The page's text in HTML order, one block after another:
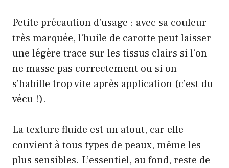
Petite précaution d’usage : avec sa couleur
très marquée, l’huile de carotte peut laisser
une légère trace sur les tissus clairs si l’on
ne masse pas correctement ou si on
s’habille trop vite après application (c’est du
vécu !).
La texture fluide est un atout, car elle
convient à tous types de peaux, même les
plus sensibles. L’essentiel, au fond, reste de